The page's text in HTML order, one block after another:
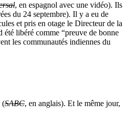
, en espagnol avec une vidéo). Ils
du 24 septembre). Il y a eu de
et pris en otage le Directeur de la
été libéré comme “preuve de bonne
les communautés indiennes du
(SABC, en anglais). Et le même jour,